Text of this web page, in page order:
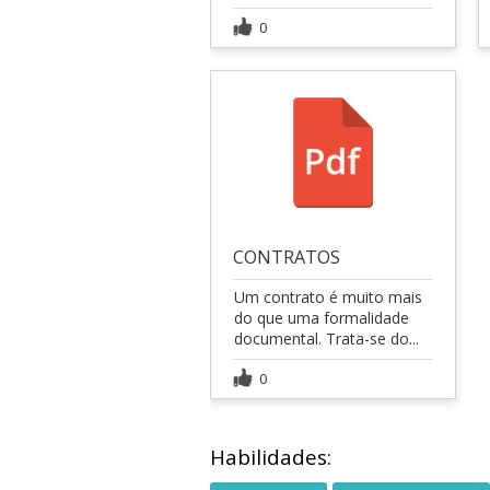
0
CONTRATOS
Um contrato é muito mais
do que uma formalidade
documental. Trata-se do...
0
Habilidades: